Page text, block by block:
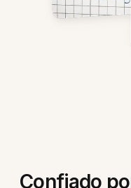
Confiado